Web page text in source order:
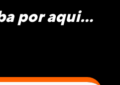
por aqui...